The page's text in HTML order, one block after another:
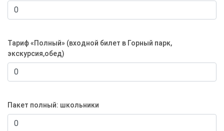
Тариф «Полный» (входной билет в Горный парк,
экскурсия,обед)
Пакет полный: школьники